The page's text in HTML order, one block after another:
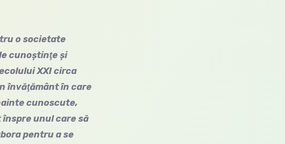
o societate
cunoştinţe şi
XXI circa
învăţământ în care
cunoscute,
unul care să
pentru a se